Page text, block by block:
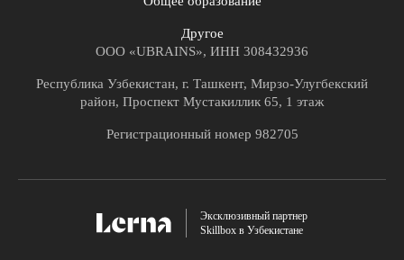
Другое
ООО «UBRAINS», ИНН 308432936
Республика Узбекистан, г. Ташкент, Мирзо-Улугбекский
район, Проспект Мустакиллик 65, 1 этаж
Регистрационный номер 982705
Эксклюзивный партнер
Skillbox в Узбекистане